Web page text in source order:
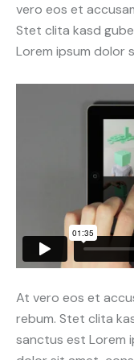
vero eos et
Stet clita kasd
Lorem ipsum dolor
At vero eos et
rebum. Stet clita
sanctus est Lorem